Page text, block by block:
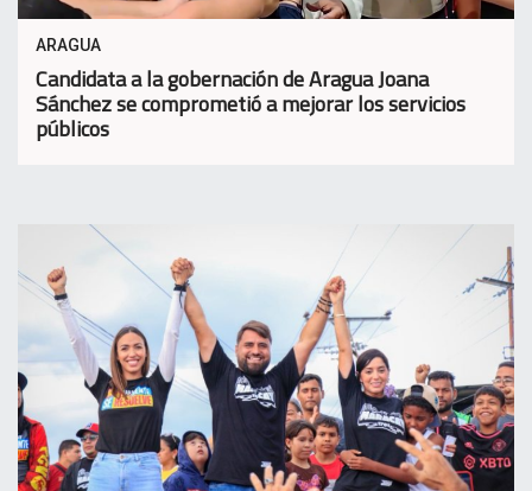
ARAGUA
Candidata a la gobernación de Aragua Joana
Sánchez se comprometió a mejorar los servicios
públicos